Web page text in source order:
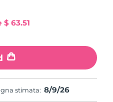
$ 63.51
stimata: 8/9/26